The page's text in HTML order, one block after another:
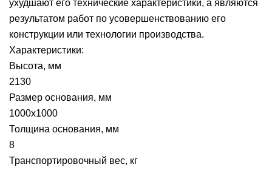
ухудшают его технические характеристики, а являются
результатом работ по усовершенствованию его
конструкции или технологии производства.
Характеристики:
Высота, мм
2130
Размер основания, мм
1000х1000
Толщина основания, мм
8
Транспортировочный вес, кг